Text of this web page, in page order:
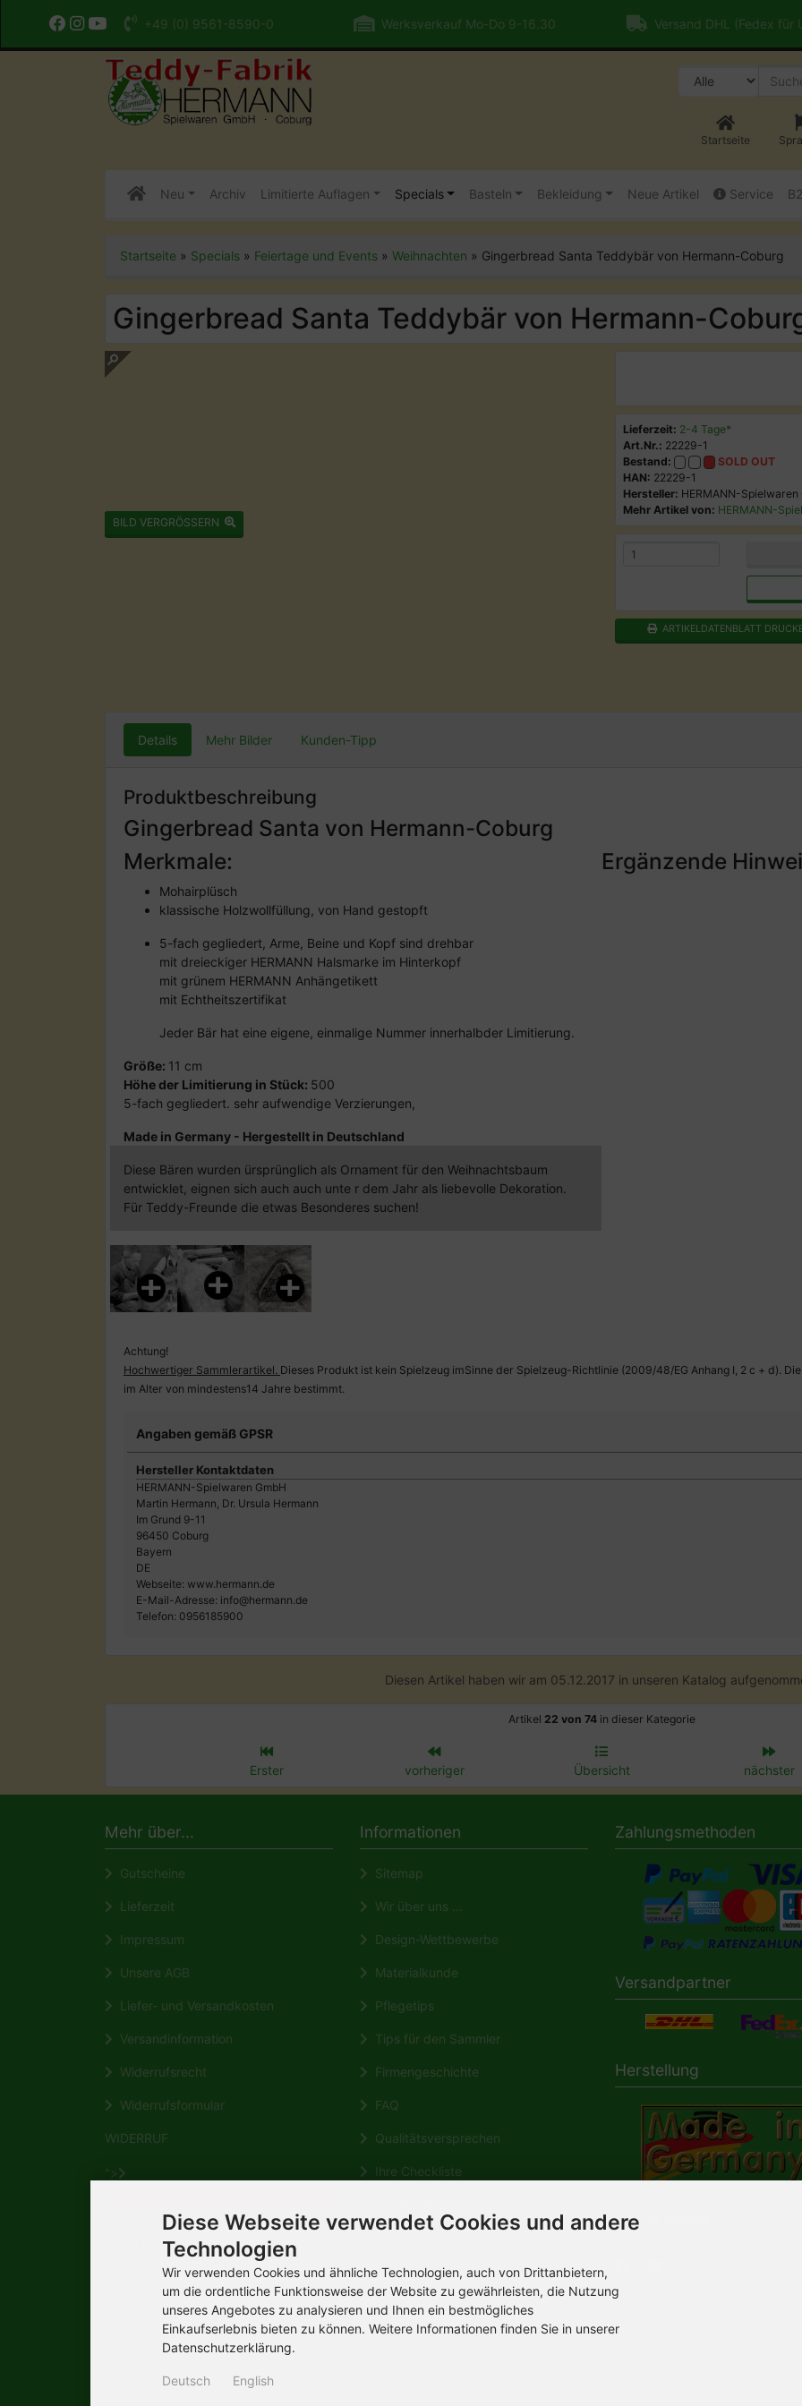
+49 (0) 9561-8590-0 Werksverkauf Mo-Do 9-16.30 Versand DHL (Fedex für
Startseite
Neu Archiv Limitierte Auflagen Specials Basteln Bekleidung Neue Artikel Service
Startseite » Specials » Feiertage und Events » Weihnachten » Gingerbread Santa Teddybär von Hermann-Coburg
Gingerbread Santa Teddybär von Hermann-
BILD VERGRÖSSERN
Lieferzeit: 2-4 Tage*
Art.Nr.: 22229-1
Bestand:
SOLD OUT
HAN: 22229-1
Hersteller: HERMANN-Spielwaren
Mehr Artikel von: HERMANN-
ARTIKELDATENBLATT
Details Mehr Bilder Kunden-Tipp
Produktbeschreibung
Gingerbread Santa von Hermann-Coburg
Merkmale:
Mohairplüsch
klassische Holzwollfüllung, von Hand gestopft
5-fach gegliedert, Arme, Beine und Kopf sind drehbar
mit dreieckiger HERMANN Halsmarke im Hinterkopf
mit grünem HERMANN Anhängetikett
mit Echtheitszertifikat
Jeder Bär hat eine eigene, einmalige Nummer innerhalbder Limitierung.
Größe: 11 cm
Höhe der Limitierung in Stück: 500
5-fach gegliedert. sehr aufwendige Verzierungen,
Made in Germany - Hergestellt in Deutschland
Ergänzende
Diese Bären wurden ürsprünglich als Ornament für den Weihnachtsbaum
entwicklet, eignen sich auch auch unte r dem Jahr als liebevolle Dekoration.
Für Teddy-Freunde die etwas Besonderes suchen!
Achtung!
Hochwertiger Sammlerartikel. Dieses Produkt ist kein Spielzeug imSinne der Spielzeug-Richtlinie (2009/48/EG Anhang I, 2 c + d).
im Alter von mindestens14 Jahre bestimmt.
Angaben gemäß GPSR
Hersteller Kontaktdaten
HERMANN-Spielwaren GmbH
Martin Hermann, Dr. Ursula Hermann
Im Grund 9-11
96450 Coburg
Bayern
DE
Webseite: www.hermann.de
E-Mail-Adresse: info@hermann.de
Telefon: 0956185900
Diesen Artikel haben wir am 05.12.2017 in unseren Katalog
Artikel 22 von 74in dieser Kategorie
Erster vorheriger Übersicht nächster
Mehr über...
Gutscheine
Lieferzeit
Impressum
Unsere AGB
Liefer- und Versandkosten
Versandinformation
Widerrufsrecht
Widerrufsformular
WIDERRUF
">
Zahlungsmöglichkeiten
Kontakt
Allgemeine Verbraucherinformation
Privatsphäre und Datenschutz
Cookie Einstellungen
Informationen
Sitemap
Wir über uns ...
Design-Wettbewerbe
Materialkunde
Pflegetips
Tips für den Sammler
Firmengeschichte
FAQ
Qualitätsversprechen
Ihre Checkliste
Wikipedia
Zahlungsmethoden
Versandpartner
Herstellung
Social Media
Diese Webseite verwendet Cookies und andere
Technologien
Wir verwenden Cookies und ähnliche Technologien, auch von Drittanbietern,
um die ordentliche Funktionsweise der Website zu gewährleisten, die Nutzung
unseres Angebotes zu analysieren und Ihnen ein bestmögliches
Einkaufserlebnis bieten zu können. Weitere Informationen finden Sie in unserer
Datenschutzerklärung.
Deutsch English